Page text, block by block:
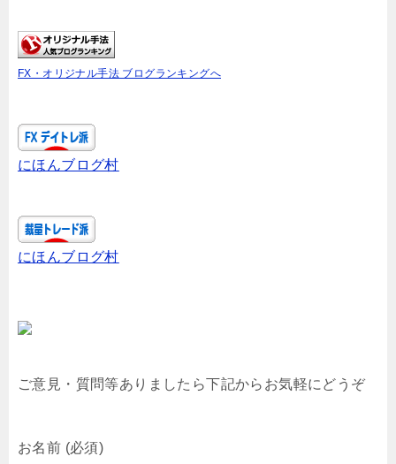
FX・オリジナル手法 ブログランキングへ
にほんブログ村
にほんブログ村
ご意見・質問等ありましたら下記からお気軽にどうぞ
お名前 (必須)